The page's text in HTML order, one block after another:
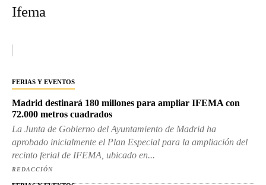
Ifema
FERIAS Y EVENTOS
Madrid destinará 180 millones para ampliar IFEMA con
72.000 metros cuadrados
La Junta de Gobierno del Ayuntamiento de Madrid ha
aprobado inicialmente el Plan Especial para la ampliación del
recinto ferial de IFEMA, ubicado en...
REDACCIÓN